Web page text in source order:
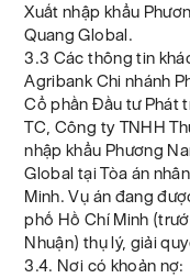
Xuất nhập khẩu
Quang Global.
3.3 Các thông tin
Agribank Chi nhánh
Cổ phần Đầu tư Phát
TC, Công ty TNHH
nhập khẩu Phương
Global tại Tòa án
Minh. Vụ án đang
phố Hồ Chí Minh
Nhuận) thụ lý, giải
3.4. Nơi có khoản nợ: